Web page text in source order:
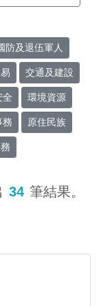
防及退伍軍人
交通及建設
全 環境資源
務 原住民族
34 筆結果。